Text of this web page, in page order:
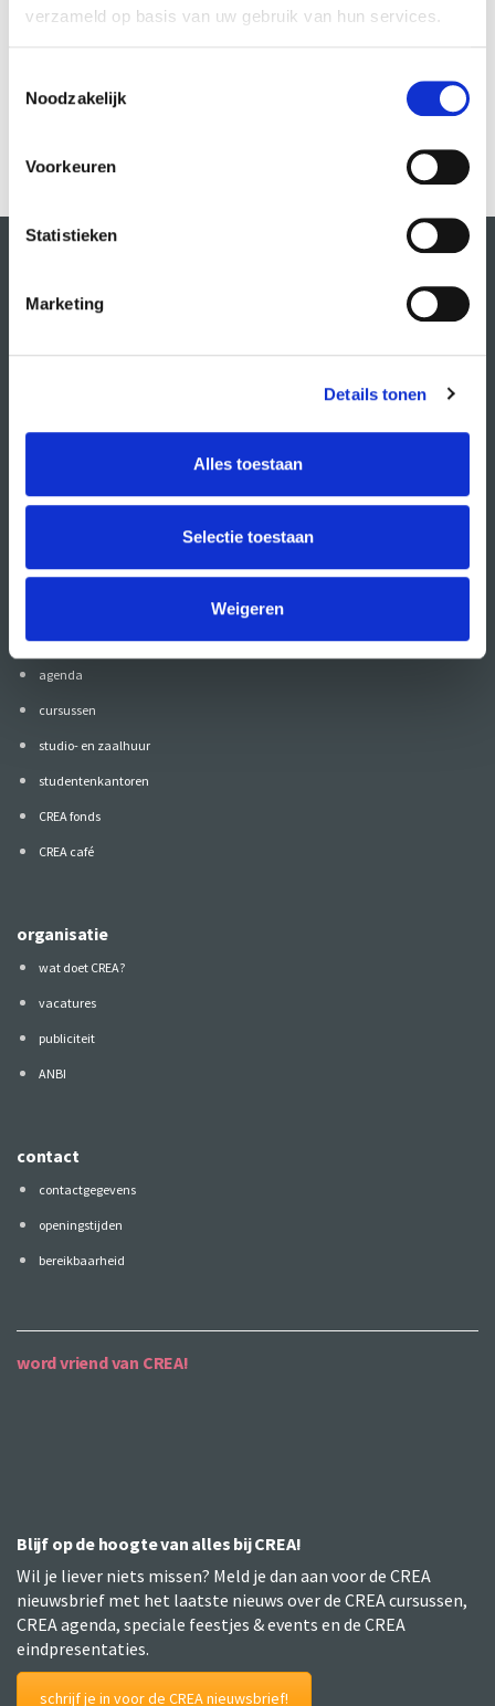
verzameld op basis van uw gebruik van hun services.
Noodzakelijk
Voorkeuren
Statistieken
Marketing
Details tonen
Alles toestaan
Selectie toestaan
Weigeren
poëzie door het zien en vastleggen.
Cursussen door deze docent:
Volg CREA ookop:
direct naar
agenda
cursussen
studio- en zaalhuur
studentenkantoren
CREA fonds
CREA café
organisatie
wat doet CREA?
vacatures
publiciteit
ANBI
contact
contactgegevens
openingstijden
bereikbaarheid
word vriend van CREA!
Blijf op de hoogte van alles bij CREA!
Wil je liever niets missen? Meld je dan aan voor de CREA
nieuwsbrief met het laatste nieuws over de CREA cursussen,
CREA agenda, speciale feestjes & events en de CREA
eindpresentaties.
schrijf je in voor de CREA nieuwsbrief!